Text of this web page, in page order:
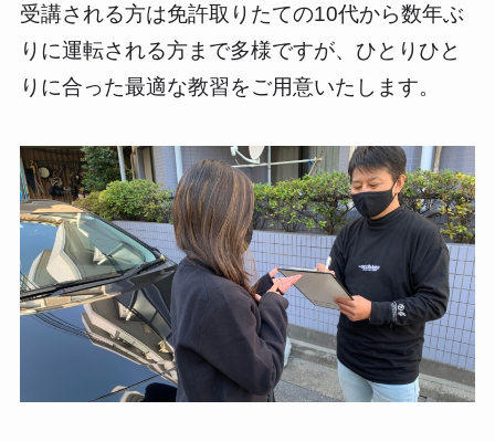
受講される方は免許取りたての10代から数年ぶ
りに運転される方まで多様ですが、ひとりひと
りに合った最適な教習をご用意いたします。